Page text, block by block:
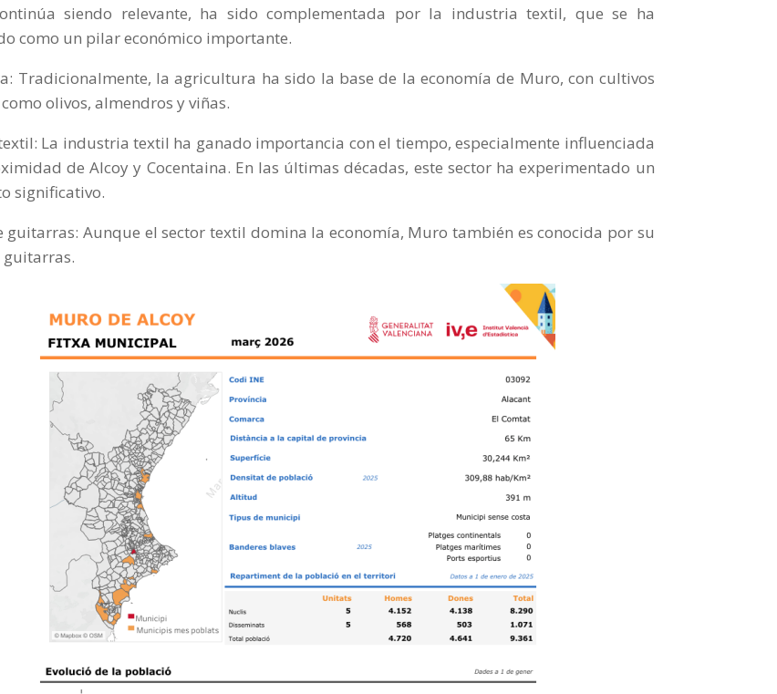
siendo relevante, ha sido complementada por la industria textil, que se ha
como un pilar económico importante.
Tradicionalmente, la agricultura ha sido la base de la economía de Muro, con cultivos
olivos, almendros y viñas.
La industria textil ha ganado importancia con el tiempo, especialmente influenciada
de Alcoy y Cocentaina. En las últimas décadas, este sector ha experimentado un
significativo.
guitarras: Aunque el sector textil domina la economía, Muro también es conocida por su